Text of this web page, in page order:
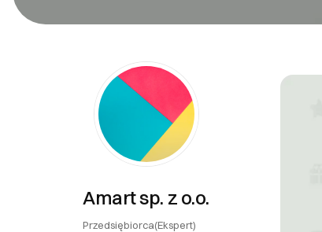
PR
Systemy teleinformatyczne
Tłumaczenia
Inne usługi
Amart sp. z o.o.
Przedsiębiorca(Ekspert)